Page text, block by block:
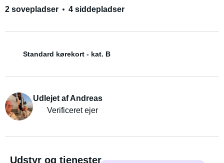
2 sovepladser 4 siddepladser
Standard kørekort - kat. B
Udlejet af Andreas
Verificeret ejer
Udstyr og tjenester